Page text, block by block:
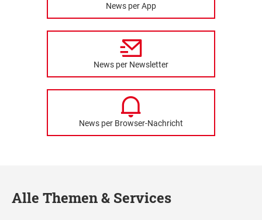
News per App
News per Newsletter
News per Browser-Nachricht
Alle Themen & Services